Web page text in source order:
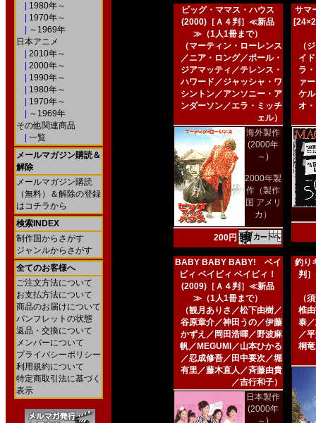
1980年～
1970年～
～1969年
日本アニメ
2010年～
2000年～
1990年～
1980年～
1970年～
～1969年
その他関連商品
一覧
メールマガジン購読＆
解除
メールマガジン購読
（無料）＆解除の登録
はコチラから
検索INDEX
制作国からさがす
ジャンルからさがす
全てのお客様へ
ご注文方法について
お支払方法について
商品のお届けについて
パンフレットの状態
返品・交換について
メンバーについて
プライバシーポリシー
利用規約について
特定商取引法に基づく
表示
ビッグ・ママス・ハウス
(2000)［Ａ４判］≪新品
≫（1人1冊まで）
（マーティン・ローレンス
／ニア・ロング／ポール・
ジアマッティ／テレンス・
ハワード／ジャッシャ・ワ
シントン／アンソニー・ア
ンダーソン／エラ・ミッチ
ェル）
海外製作
(2000年
～)
2000年製
作（製作
国 アメリ
カ）
200円
サマ
（
イ
ラ
ァ
ケ
オ
BABY BABY BABY! ベイ
ビィ ベイビィ ベイビィ！
(2009)［Ａ４判］≪新品
≫（1人1冊まで）
（観月ありさ／松下由樹／
谷原章介／神田うの／伊藤
かずえ／岡田浩暉／野波麻
帆／MEGUMI／山本ひかる
／忍成修吾／田中要次／堀
有里／藤木直人／斉藤由貴
／吉行和子）
日本製作
(2000年
～)
釣り
判
（
椎
泰
／
桐